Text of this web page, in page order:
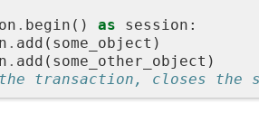
. begin () as session :
. add ( some_object )
. add ( some_other_object )
the transaction, closes the